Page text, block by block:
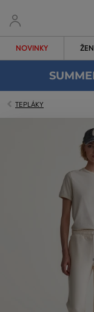
NOVINKY
TEPLÁKY